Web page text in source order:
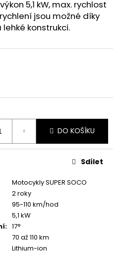
5,1 kW, max. rychlost
jsou možné díky
konstrukci.
DO KOŠÍKU
Motocykly SUPER SOCO
2 roky
95-110 km/hod
5,1 kW
: 17°
70 až 110 km
Lithium-ion
Sdílet